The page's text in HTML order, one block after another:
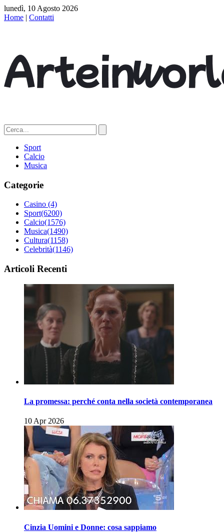
lunedì, 10 Agosto 2026
Home | Contatti
Sport
Calcio
Musica
Categorie
Casino (4)
Sport(6200)
Calcio(1576)
Musica(1490)
Cultura(1158)
Celebrità(1146)
Articoli Recenti
La promessa: perché conta nella società contemporanea
10 Apr 2026
Cinzia Uomini e Donne: cosa sappiamo